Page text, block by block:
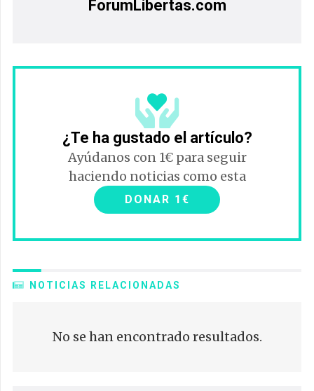
ForumLibertas.com
¿Te ha gustado el artículo?
Ayúdanos con 1€ para seguir
haciendo noticias como esta
DONAR 1€
NOTICIAS RELACIONADAS
No se han encontrado resultados.